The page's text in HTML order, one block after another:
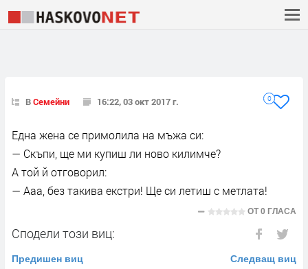
ВСемейни 16:22, 03 окт 2017 г. 0
Една жена се примолила на мъжа си:
— Скъпи, ще ми купиш ли ново килимче?
А той й отговорил:
— Ааа, без такива екстри! Ще си летиш с метлата!
ОТ0 ГЛАСА
Сподели този виц:
Предишен виц Следващ виц